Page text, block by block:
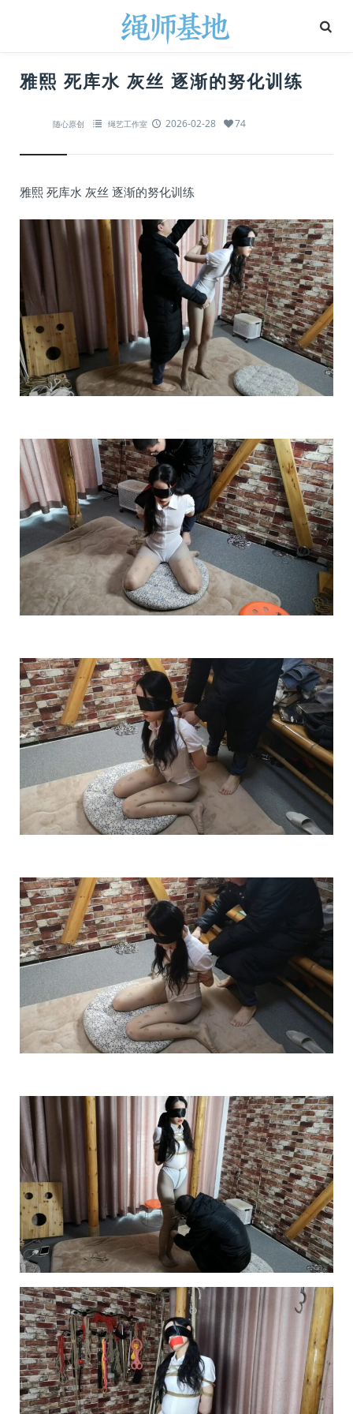
雅熙 死库水 灰丝 逐渐的努化训练
随心原创 绳艺工作室 2026-02-28 74
雅熙 死库水 灰丝 逐渐的努化训练